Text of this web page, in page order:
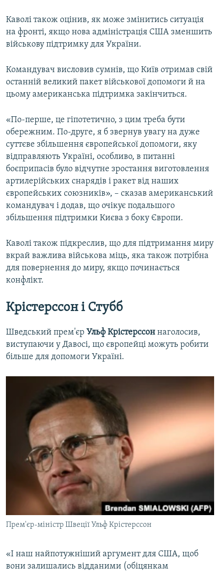
Каволі також оцінив, як може змінитись ситуація
на фронті, якщо нова адміністрація США зменшить
військову підтримку для України.
Командувач висловив сумнів, що Київ отримав свій
останній великий пакет військової допомоги й на
цьому американська підтримка закінчиться.
«По-перше, це гіпотетично, з цим треба бути
обережним. По-друге, я б звернув увагу на дуже
суттєве збільшення європейської допомоги, яку
відправляють Україні, особливо, в питанні
боєприпасів було відчутне зростання виготовлення
артилерійських снарядів і ракет від наших
європейських союзників», – сказав американський
командувач і додав, що очікує подальшого
збільшення підтримки Києва з боку Європи.
Каволі також підкреслив, що для підтримання миру
вкрай важлива військова міць, яка також потрібна
для повернення до миру, якщо починається
конфлікт.
Крістерссон і Стубб
Шведський прем'єр Ульф Крістерссон наголосив,
виступаючи у Давосі, що європейці можуть робити
більше для допомоги Україні.
Прем'єр-міністр Швеції Ульф Крістерссон
«І наш найпотужніший аргумент для США, щоб
вони залишались відданими (обіцянкам